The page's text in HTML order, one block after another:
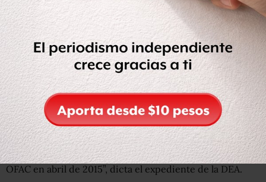
De acuerdo con la investigación de la Administración
para el Control de Drogas (DEA), Jessica Johanna
Oseguera participó con dichas empresas “en
transacciones y tratos de propiedad”.
“Estos seis negocios fueron designados así porque
brindaban apoyo material a la organización mexicana de
narcotráfico conocida como Cártel Jalisco Nueva
Generación (CJNG), que a su vez fue designada por la
OFAC en abril de 2015”, dicta el expediente de la DEA.